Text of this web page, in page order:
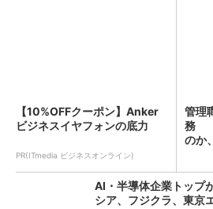
【10%OFFクーポン】Anker
ビジネスイヤフォンの底力
PR(ITmedia ビジネスオンライン)
管理
務
のか
AI・半導体企業トップ
シア、フジクラ、東京